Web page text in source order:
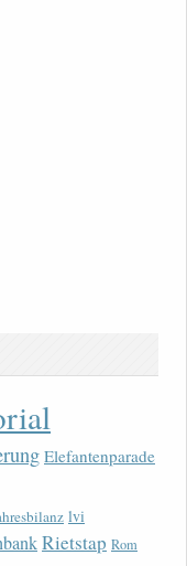
Elefantenparade
lvi
Rietstap Rom